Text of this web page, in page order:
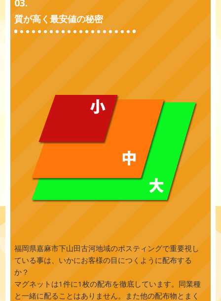
質が高く最安値の秘密
福岡県嘉麻市下山田古河地域のポスティングで重要視し
ている事は、いかにお客様の目につくように配布する
か？
マグネットは1件に1枚の配布を徹底しています。同業種
と一緒に配ることはありません。また他の配布物とまく